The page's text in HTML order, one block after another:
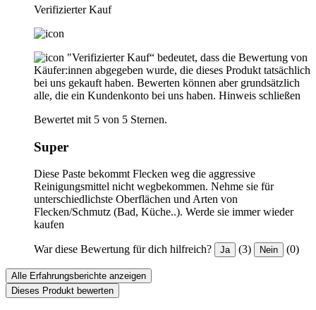
Verifizierter Kauf
"Verifizierter Kauf“ bedeutet, dass die Bewertung von
Käufer:innen abgegeben wurde, die dieses Produkt tatsächlich
bei uns gekauft haben. Bewerten können aber grundsätzlich
alle, die ein Kundenkonto bei uns haben. Hinweis schließen
Bewertet mit 5 von 5 Sternen.
Super
Diese Paste bekommt Flecken weg die aggressive
Reinigungsmittel nicht wegbekommen. Nehme sie für
unterschiedlichste Oberflächen und Arten von
Flecken/Schmutz (Bad, Küche..). Werde sie immer wieder
kaufen
War diese Bewertung für dich hilfreich? Ja (3) Nein (0)
Alle Erfahrungsberichte anzeigen
Dieses Produkt bewerten